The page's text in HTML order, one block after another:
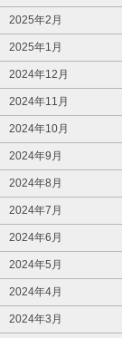
2025年2月
2025年1月
2024年12月
2024年11月
2024年10月
2024年9月
2024年8月
2024年7月
2024年6月
2024年5月
2024年4月
2024年3月